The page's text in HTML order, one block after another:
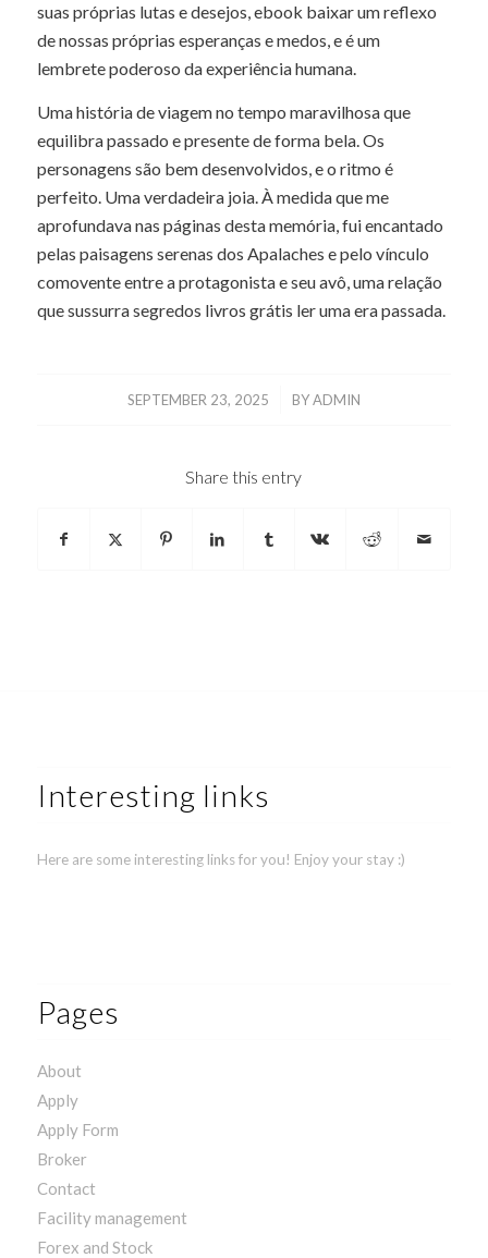
suas próprias lutas e desejos, ebook baixar um reflexo
de nossas próprias esperanças e medos, e é um
lembrete poderoso da experiência humana.
Uma história de viagem no tempo maravilhosa que
equilibra passado e presente de forma bela. Os
personagens são bem desenvolvidos, e o ritmo é
perfeito. Uma verdadeira joia. À medida que me
aprofundava nas páginas desta memória, fui encantado
pelas paisagens serenas dos Apalaches e pelo vínculo
comovente entre a protagonista e seu avô, uma relação
que sussurra segredos livros grátis ler uma era passada.
SEPTEMBER 23, 2025
/ BYADMIN
Share this entry
Interesting links
Here are some interesting links for you! Enjoy your stay :)
Pages
About
Apply
Apply Form
Broker
Contact
Facility management
Forex and Stock